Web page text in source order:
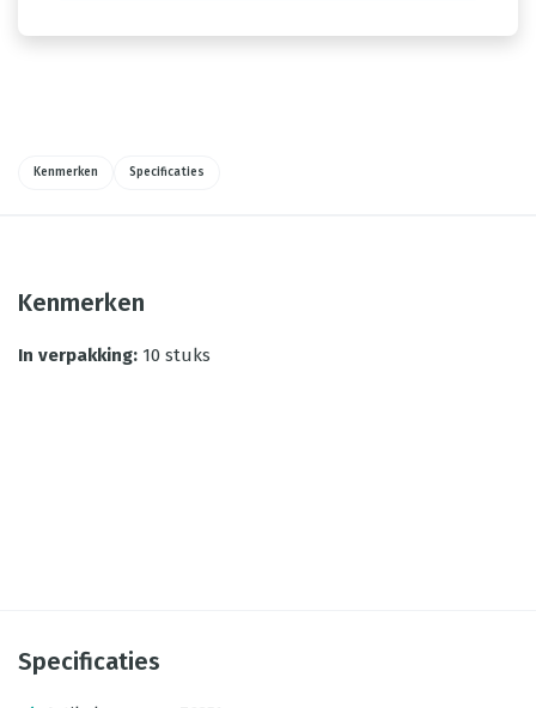
Kenmerken Specificaties
Kenmerken
In verpakking: 10 stuks
Specificaties